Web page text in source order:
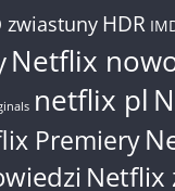
zwiastuny HDR
Netflix
netflix pl
Premiery
Netflix